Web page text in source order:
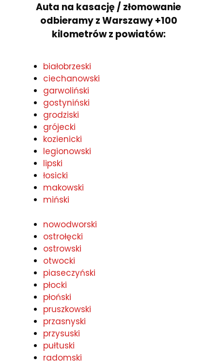
Auta na kasację / złomowanie
odbieramy z Warszawy +100
kilometrów z powiatów:
białobrzeski
ciechanowski
garwoliński
gostyniński
grodziski
grójecki
kozienicki
legionowski
lipski
łosicki
makowski
miński
nowodworski
ostrołęcki
ostrowski
otwocki
piaseczyński
płocki
płoński
pruszkowski
przasnyski
przysuski
pułtuski
radomski